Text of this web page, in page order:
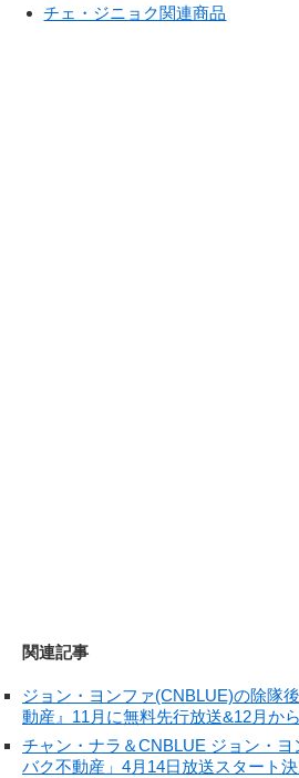
チェ・ジニョク関連商品
関連記事
ジョン・ヨンファ(CNBLUE)の除隊
動産』11月に無料先行放送&12月か
チャン・ナラ＆CNBLUE ジョン・
バク不動産」4月14日放送スタート決